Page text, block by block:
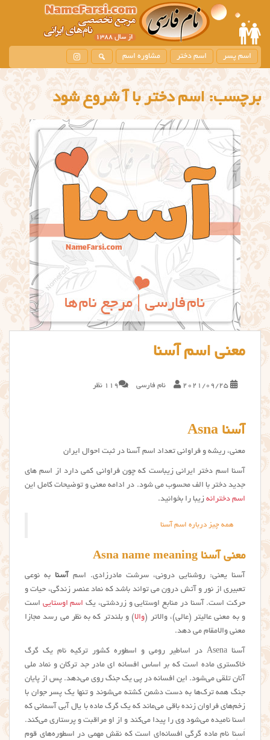
m
i
c
n
t
اسم پسر اسم دختر مشاوره اسم
برچسب:اسم دختر با آ شروع شود
معنی اسم آسنا
2021/09/25 نام فارسی 119 نظر
آسنا Asna
معنی، ریشه و فراوانی تعداد اسم آسنا در ثبت احوال ایران
آسنا اسم دختر ایرانی زیباست که چون فراوانی کمی دارد از اسم های
جدید دختر با الف محسوب می شود. در ادامه معنی و توضیحات کامل این
اسم دخترانه زیبا را بخوانید.
همه چیز درباره اسم آسنا
معنی آسنا Asna name meaning
آسنا یعنی: روشنایی درونی، سرشت مادرزادی. اسم آسنا به نوعی
تعبیری از نور و آتش درون می تواند باشد که نماد عنصر زندگی، حیات و
حرکت است. آسنا در منابع اوستایی و زردشتی، یک اسم اوستایی است
و به معنی عالیتر (عالی)، والاتر (والا) و بلندتر که به نظر می رسد مجازا
معنی والامقام می دهد.
آسنا Asena در اساطیر رومی و اسطوره کشور ترکیه نام یک گرگ
خاکستری ماده است که بر اساس افسانه ای مادر جد ترکان و نماد ملی
آنان تلقی می‌شود. این افسانه در پی یک جنگ روی می‌دهد. پس از پایان
جنگ همه ترک‌ها به دست دشمن کشته می‌شوند و تنها یک پسر جوان با
زخم‌های فراوان زنده باقی می‌ماند که یک گرگ ماده با یال آبی آسمانی که
اسنا نامیده می‌شود وی را پیدا می‌کند و از او مراقبت و پرستاری می‌کند.
اَسِنا نام ماده گرگی افسانه‌ای است که نقش مهمی در اسطوره‌های قوم